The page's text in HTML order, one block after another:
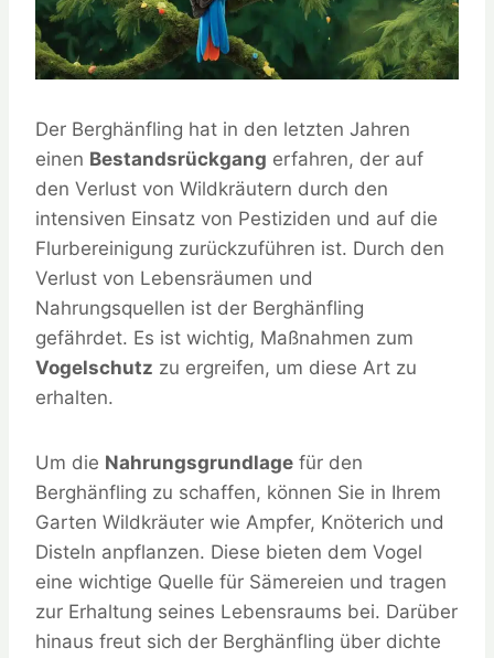
Der Berghänfling hat in den letzten Jahren
einen Bestandsrückgang erfahren, der auf
den Verlust von Wildkräutern durch den
intensiven Einsatz von Pestiziden und auf die
Flurbereinigung zurückzuführen ist. Durch den
Verlust von Lebensräumen und
Nahrungsquellen ist der Berghänfling
gefährdet. Es ist wichtig, Maßnahmen zum
Vogelschutz zu ergreifen, um diese Art zu
erhalten.
Um die Nahrungsgrundlage für den
Berghänfling zu schaffen, können Sie in Ihrem
Garten Wildkräuter wie Ampfer, Knöterich und
Disteln anpflanzen. Diese bieten dem Vogel
eine wichtige Quelle für Sämereien und tragen
zur Erhaltung seines Lebensraums bei. Darüber
hinaus freut sich der Berghänfling über dichte